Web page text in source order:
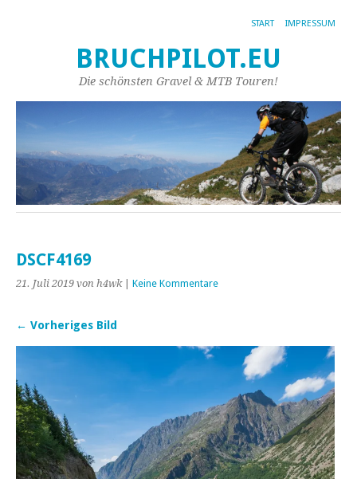
START IMPRESSUM
BRUCHPILOT.EU
Die schönsten Gravel & MTB Touren!
DSCF4169
21. Juli 2019 von h4wk| Keine Kommentare
← Vorheriges Bild